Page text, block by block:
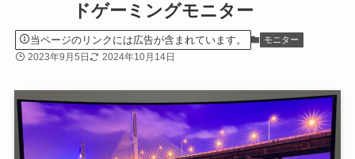
ドゲーミングモニター
当ページのリンクには広告が含まれています。 モニター
2023年9月5日 2024年10月14日